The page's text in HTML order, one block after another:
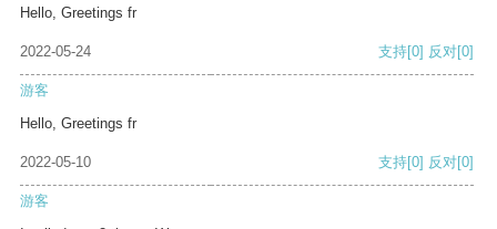
Hello, Greetings fr
2022-05-24 支持[0] 反对[0]
游客
Hello, Greetings fr
2022-05-10 支持[0] 反对[0]
游客